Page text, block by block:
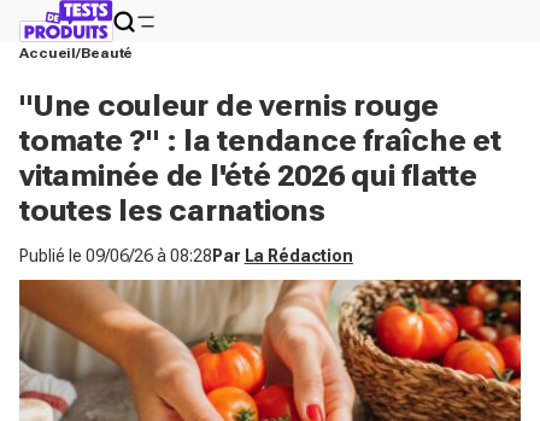
Accueil Beauté
"Une couleur de vernis rouge
tomate ?" : la tendance fraîche et
vitaminée de l'été 2026 qui flatte
toutes les carnations
Publié le 09/06/26 à 08:28 Par La Rédaction